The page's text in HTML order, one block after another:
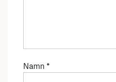
Namn *